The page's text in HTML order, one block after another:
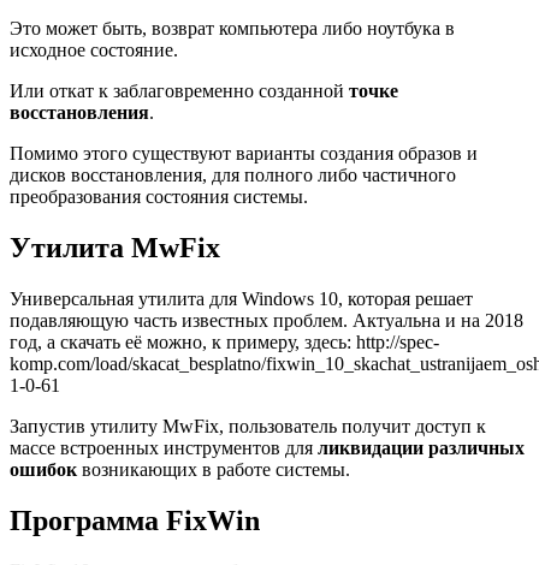
Это может быть, возврат компьютера либо ноутбука в
исходное состояние.
Или откат к заблаговременно созданной точке
восстановления.
Помимо этого существуют варианты создания образов и
дисков восстановления, для полного либо частичного
преобразования состояния системы.
Утилита MwFix
Универсальная утилита для Windows 10, которая решает
подавляющую часть известных проблем. Актуальна и на 2018
год, а скачать её можно, к примеру, здесь: http://spec-
komp.com/load/skacat_besplatno/
1-0-61
Запустив утилиту MwFix, пользователь получит доступ к
массе встроенных инструментов для ликвидации различных
ошибок возникающих в работе системы.
Программа FixWin